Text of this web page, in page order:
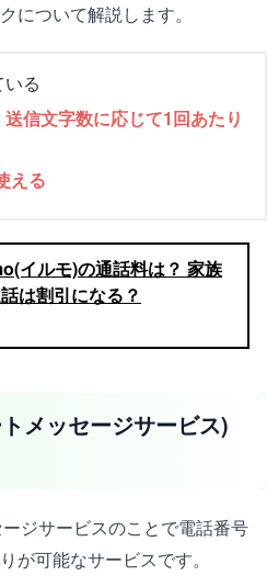
について解説します。
いる
送信文字数に応じて1回あたり
える
イルモ)の通話料は？ 家族
は割引になる？
メッセージサービス)
ジサービスのことで電話番号
が可能なサービスです。